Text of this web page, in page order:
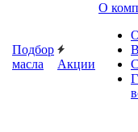
Подбор
масла
Акции
О